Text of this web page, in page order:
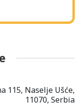
115, Naselje Ušće,
11070, Serbia